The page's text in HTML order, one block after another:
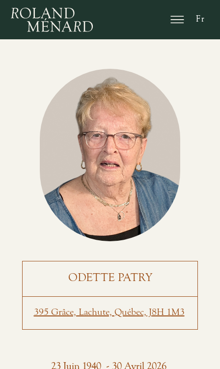
Fr
ODETTE PATRY
395 Grâce, Lachute, Québec, J8H 1M3